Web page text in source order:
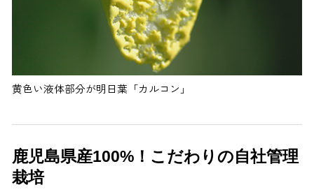
黄色い液体部分が明日葉「カルコン」
鹿児島県産100%！こだわりの自社管理
栽培